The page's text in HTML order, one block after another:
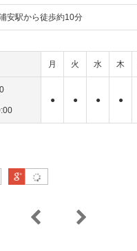
安駅から徒歩約10分
月 火 水 木
● ● ● ●
なブックマーク
Google Plus